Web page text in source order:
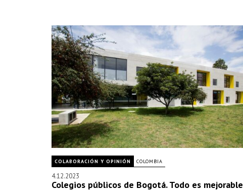
COLABORACIÓN Y OPINIÓN COLOMBIA
4.12.2023
Colegios públicos de Bogotá. Todo es mejorable